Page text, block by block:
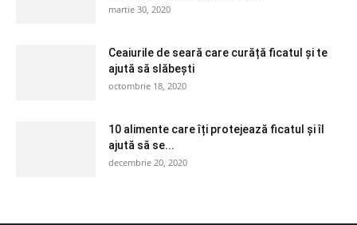
martie 30, 2020
Ceaiurile de seară care curăță ficatul și te
ajută să slăbești
octombrie 18, 2020
10 alimente care îți protejează ficatul și îl
ajută să se...
decembrie 20, 2020